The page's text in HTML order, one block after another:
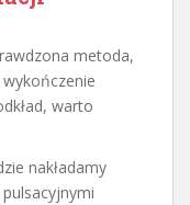
metoda,
warto
nakładamy